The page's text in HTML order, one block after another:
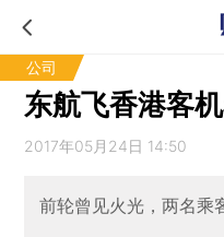
公司
东航飞香港客
2017年05月24日 14:50
前轮曾见火光，两名乘